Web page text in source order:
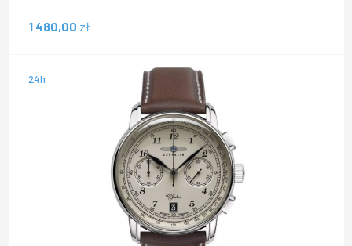
1 480,00 zł
24h